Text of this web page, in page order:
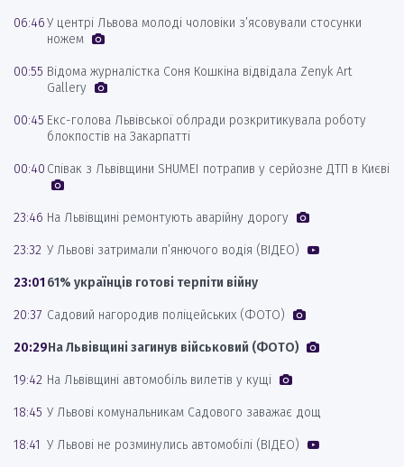
06:46У центрі Львова молоді чоловіки з’ясовували стосунки
ножем
00:55 Відома журналістка Соня Кошкіна відвідала Zenyk Art
Gallery
00:45 Екс-голова Львівської облради розкритикувала роботу
блокпостів на Закарпатті
00:40 Співак з Львівщини SHUMEI потрапив у серйозне ДТП в Києві
23:46 На Львівщині ремонтують аварійну дорогу
23:32 У Львові затримали п’янючого водія (ВІДЕО)
23:01 61% українців готові терпіти війну
20:37 Садовий нагородив поліцейських (ФОТО)
20:29На Львівщині загинув військовий (ФОТО)
19:42 На Львівщині автомобіль вилетів у кущі
18:45 У Львові комунальникам Садового заважає дощ
18:41 У Львові не розминулись автомобілі (ВІДЕО)